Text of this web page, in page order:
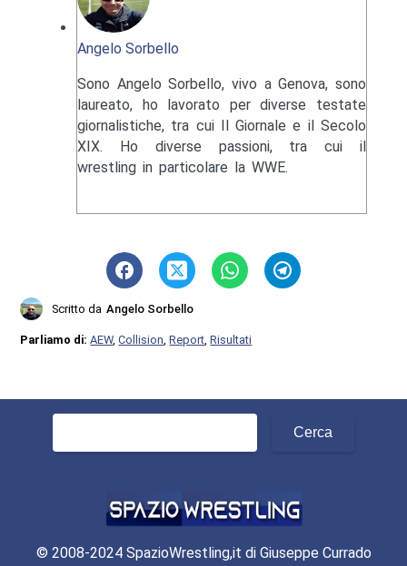
Angelo Sorbello
Sono Angelo Sorbello, vivo a Genova, sono
laureato, ho lavorato per diverse testate
giornalistiche, tra cui Il Giornale e il Secolo
XIX. Ho diverse passioni, tra cui il
wrestling in particolare la WWE.
Scritto da Angelo Sorbello
Parliamo di:AEW,Collision ,Report ,Risultati
© 2008-2024 SpazioWrestling,it di Giuseppe Currado